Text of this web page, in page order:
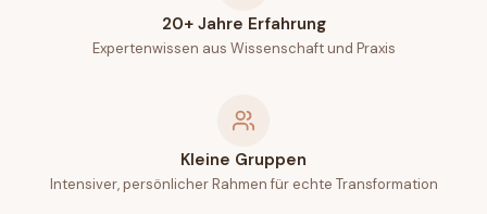
20+ Jahre Erfahrung
Expertenwissen aus Wissenschaft und Praxis
Kleine Gruppen
Intensiver, persönlicher Rahmen für echte Transformation